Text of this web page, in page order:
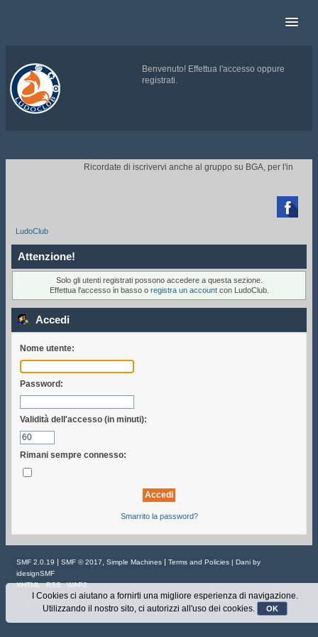
Benvenuto! Effettua l'accesso oppure
registrati.
.
Ricordate di iscrivervi anche al gruppo su BGA, per l'invito ai

LudoClub
Attenzione!
Solo gli utenti registrati possono accedere a questa sezione.
Effettua l'accesso in basso o registra un accountcon LudoClub.
Accedi
Nome utente:
Password:
Validità dell'accesso (in minuti):
Rimani sempre connesso:
Smarrito la password?
SMF 2.0.19 | SMF © 2017 Simple Machines | Terms and Policies | Dani by
idesignSMF
XHTML
RSS WAP2
I Cookies ci aiutano a fornirti una migliore esperienza di navigazione.
Utilizzando il nostro sito, ci autorizzi all'uso dei cookies.
OK